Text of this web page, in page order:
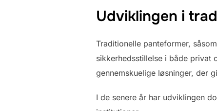
Udviklingen i
Traditionelle panteformer,
sikkerhedsstillelse i både
gennemskuelige løsninger, der
I de senere år har udviklingen